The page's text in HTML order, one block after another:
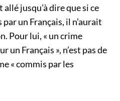
jusqu’à dire que si ce
un Français, il n’aurait
Pour lui, « un crime
un Français », n’est pas de
« commis par les